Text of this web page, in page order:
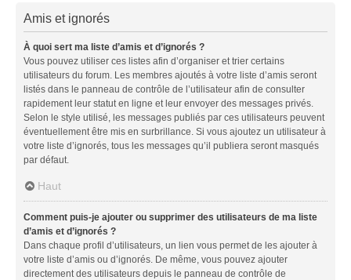
Amis et ignorés
À quoi sert ma liste d’amis et d’ignorés ?
Vous pouvez utiliser ces listes afin d’organiser et trier certains
utilisateurs du forum. Les membres ajoutés à votre liste d’amis seront
listés dans le panneau de contrôle de l’utilisateur afin de consulter
rapidement leur statut en ligne et leur envoyer des messages privés.
Selon le style utilisé, les messages publiés par ces utilisateurs peuvent
éventuellement être mis en surbrillance. Si vous ajoutez un utilisateur à
votre liste d’ignorés, tous les messages qu’il publiera seront masqués
par défaut.
Haut
Comment puis-je ajouter ou supprimer des utilisateurs de ma liste
d’amis et d’ignorés ?
Dans chaque profil d’utilisateurs, un lien vous permet de les ajouter à
votre liste d’amis ou d’ignorés. De même, vous pouvez ajouter
directement des utilisateurs depuis le panneau de contrôle de